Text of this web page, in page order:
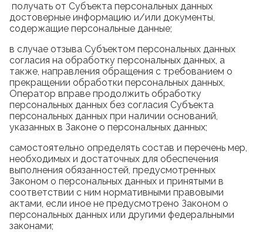
получать от Субъекта персональных данных
достоверные информацию и/или документы,
содержащие персональные данные;
в случае отзыва Субъектом персональных данных
согласия на обработку персональных данных, а
также, направления обращения с требованием о
прекращении обработки персональных данных,
Оператор вправе продолжить обработку
персональных данных без согласия Субъекта
персональных данных при наличии оснований,
указанных в Законе о персональных данных;
самостоятельно определять состав и перечень мер,
необходимых и достаточных для обеспечения
выполнения обязанностей, предусмотренных
Законом о персональных данных и принятыми в
соответствии с ним нормативными правовыми
актами, если иное не предусмотрено Законом о
персональных данных или другими федеральными
законами;